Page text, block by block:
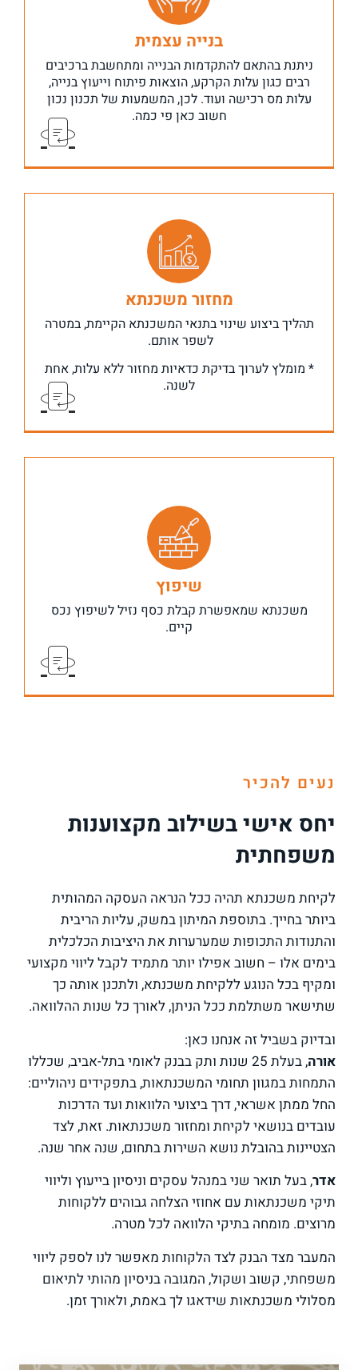
בנייה עצמית
ניתנת בהתאם להתקדמות הבנייה ומתחשבת ברכיבים
רבים כגון עלות הקרקע, הוצאות פיתוח וייעוץ בנייה,
עלות מס רכישה ועוד. לכן, המשמעות של תכנון נכון
חשוב כאן פי כמה.
מיועד למי שמעוניינים לרכוש קרקע למגורים ולבנות עליה נכס
מאפס, או לחלופין לקנות נכס קיים, להרוס ולבנות מחדש.
מחזור משכנתא
תהליך ביצוע שינוי בתנאי המשכנתא הקיימת, במטרה
לשפר אותם.
* מומלץ לערוך בדיקת כדאיות מחזור ללא עלות, אחת
לשנה.
מיועד למי שלא מבינים למה הריבית קופצת להם בעשרות
אחוזים מחודש לחודש, מי שרוצים לקצר או להאריך את תקופת
החזר ההלוואה שלהם, מי שלא מרוצים מתנאי הבנק או רוצים
המשכנתאות.
שיפוץ
משכנתא שמאפשרת קבלת כסף נזיל לשיפוץ נכס
קיים.
מיועד למי שמעוניינים לשפץ או להרחיב את הבית, לתקן
תשתיות, לרכוש רהיטים והוצאות נוספות בסכומים גבוהה,
וזקוקים להלוואה בתנאי נוחים ופריסה לאורך זמן.
נעים להכיר
יחס אישי בשילוב מקצוענות
משפחתית
לקיחת משכנתא תהיה ככל הנראה העסקה המהותית
ביותר בחייך. בתוספת המיתון במשק, עליות הריבית
והתנודות התכופות שמערערות את היציבות הכלכלית
בימים אלו – חשוב אפילו יותר מתמיד לקבל ליווי מקצועי
ומקיף בכל הנוגע ללקיחת משכנתא, ולתכנן אותה כך
שתישאר משתלמת ככל הניתן, לאורך כל שנות ההלוואה.
ובדיוק בשביל זה אנחנו כאן:
אורה
, בעלת 25 שנות ותק בבנק לאומי בתל-אביב, שכללו
התמחות במגוון תחומי המשכנתאות, בתפקידים ניהוליים:
החל ממתן אשראי, דרך ביצועי הלוואות ועד הדרכות
עובדים בנושאי לקיחת ומחזור משכנתאות. זאת, לצד
הצטיינות בהובלת נושא השירות בתחום, שנה אחר שנה.
אדר, בעל תואר שני במנהל עסקים וניסיון בייעוץ וליווי
תיקי משכנתאות עם אחוזי הצלחה גבוהים ללקוחות
מרוצים. מומחה בתיקי הלוואה לכל מטרה.
המעבר מצד הבנק לצד הלקוחות מאפשר לנו לספק ליווי
משפחתי, קשוב ושקול, המגובה בניסיון מהותי לתיאום
מסלולי משכנתאות שידאגו לך באמת, ולאורך זמן.